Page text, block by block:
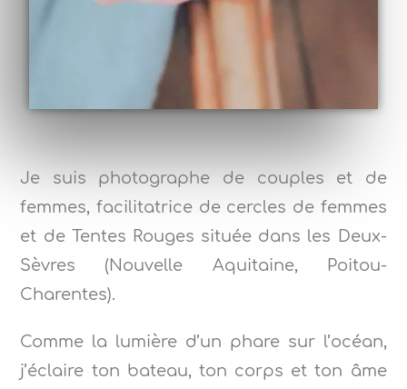
Je suis photographe de couples et de
femmes, facilitatrice de cercles de femmes
et de Tentes Rouges située dans les Deux-
Sèvres (Nouvelle Aquitaine, Poitou-
Charentes).
Comme la lumière d’un phare sur l’océan,
j’éclaire ton bateau, ton corps et ton âme